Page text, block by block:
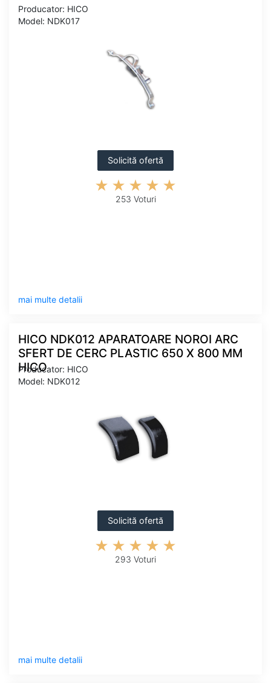
Producator: HICO
Model: NDK017
Solicită ofertă
253 Voturi
mai multe detalii
HICO NDK012 APARATOARE NOROI ARC
SFERT DE CERC PLASTIC 650 X 800 MM
HICO
Producator: HICO
Model: NDK012
Solicită ofertă
293 Voturi
mai multe detalii